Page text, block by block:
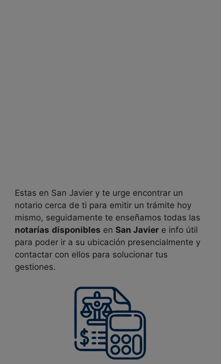
Estas en San Javier y te urge encontrar un
notario cerca de ti para emitir un trámite hoy
mismo, seguidamente te enseñamos todas las
notarías disponibles en San Javier e info útil
para poder ir a su ubicación presencialmente y
contactar con ellos para solucionar tus
gestiones.